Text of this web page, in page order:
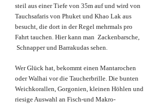
steil aus einer Tiefe von 35m auf und wird von
Tauchsafaris von Phuket und Khao Lak aus
besucht, die dort in der Regel mehrmals pro
Fahrt tauchen. Hier kann man Zackenbarsche,
Schnapper und Barrakudas sehen.
Wer Glück hat, bekommt einen Mantarochen
oder Walhai vor die Taucherbrille. Die bunten
Weichkorallen, Gorgonien, kleinen Höhlen und
riesige Auswahl an Fisch-und Makro-